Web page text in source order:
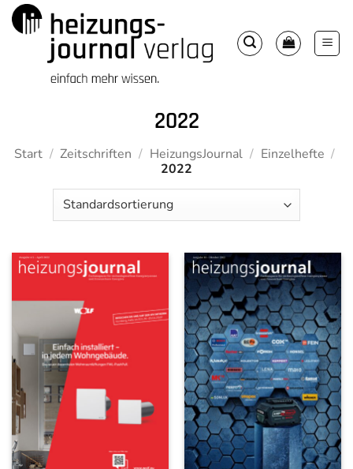
Zum
Inhalt
2022
Start / Zeitschriften / HeizungsJournal / Einzelhefte /
2022